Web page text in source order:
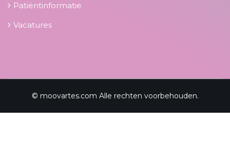
Patiëntinformatie
Vacatures
© moovartes.com Alle rechten voorbehouden.